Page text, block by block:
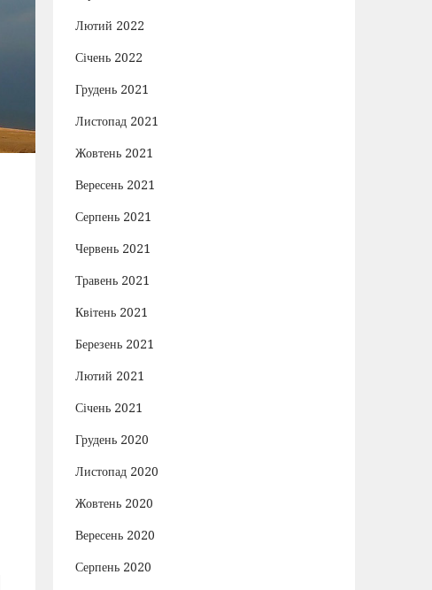
Лютий 2022
Січень 2022
Грудень 2021
Листопад 2021
Жовтень 2021
Вересень 2021
Серпень 2021
Червень 2021
Травень 2021
Квітень 2021
Березень 2021
Лютий 2021
Січень 2021
Грудень 2020
Листопад 2020
Жовтень 2020
Вересень 2020
Серпень 2020